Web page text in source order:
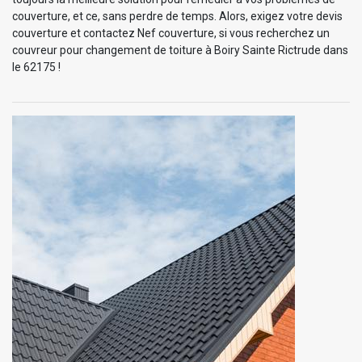
couverture, et ce, sans perdre de temps. Alors, exigez votre devis
couverture et contactez Nef couverture, si vous recherchez un
couvreur pour changement de toiture à Boiry Sainte Rictrude dans
le 62175 !